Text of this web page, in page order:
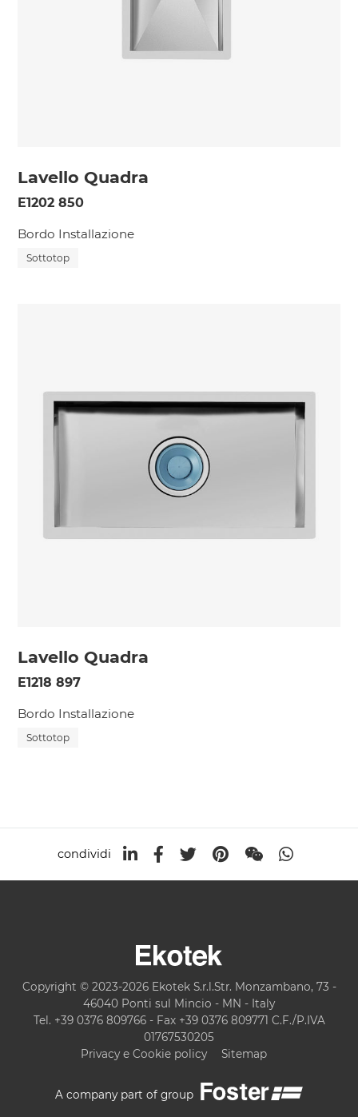
Lavello Quadra
E1202 850
Bordo Installazione
Sottotop
Lavello Quadra
E1218 897
Bordo Installazione
Sottotop
condividi
Copyright © 2023-2026 Ekotek S.r.l.Str. Monzambano, 73 -
46040 Ponti sul Mincio - MN - Italy
Tel. +39 0376 809766 - Fax +39 0376 809771 C.F./P.IVA
01767530205
Privacy e Cookie policy
Sitemap
A company part of group